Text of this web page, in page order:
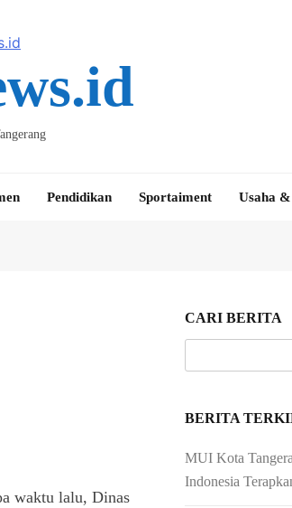
Pendidikan Sportaiment Usaha
waktu lalu, Dinas
CARI BERITA
BERITA
MUI Kota
Indonesia